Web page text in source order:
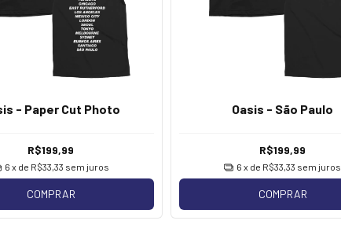
- Paper Cut Photo
R$199,99
6 x de R$33,33 sem juros
COMPRAR
Oasis - São Paulo
R$199,99
6 x de R$33,33 sem juros
COMPRAR